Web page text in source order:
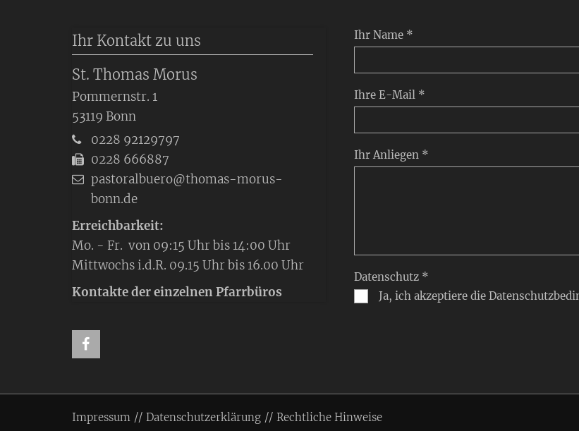
Ihr Name *
Ihre E-Mail *
Ihr Anliegen *
Datenschutz *
Ja, ich akzeptiere die
Ihr Kontakt zu uns
St. Thomas Morus
Pommernstr. 1
53119 Bonn
0228 92129797
0228 666887
pastoralbuero@thomas-morus-
bonn.de
Erreichbarkeit:
Mo. - Fr. von 09:15 Uhr bis 14:00 Uhr
Mittwochs i.d.R. 09.15 Uhr bis 16.00 Uhr
Kontakte der einzelnen Pfarrbüros
Impressum Datenschutzerklärung Rechtliche Hinweise